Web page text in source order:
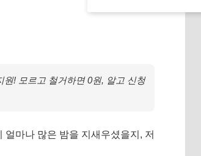
! 모르고 철거하면 0원, 알고 신청
마나 많은 밤을 지새우셨을지, 저